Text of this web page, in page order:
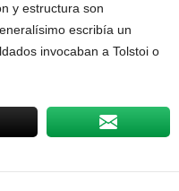
y estructura son
escribía un
invocaban a Tolstoi o